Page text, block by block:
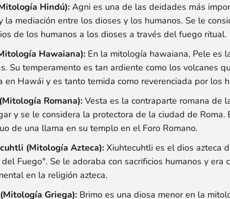
Hindú): Agni es una de las deidades más
la mediación entre los dioses y los humanos. Se le
de los humanos a los dioses a través del fuego ritual.
Hawaiana): En la mitología hawaiana, Pele es
Su temperamento es tan ardiente como los volcanes
en Hawái y es tanto temida como reverenciada por los
Romana): Vesta es la contraparte romana de
y se le considera la protectora de la ciudad de
de una llama en su templo en el Foro Romano.
(Mitología Azteca): Xiuhtecuhtli es el dios azteca
del Fuego". Se le adoraba con sacrificios humanos y
en la religión azteca.
Griega): Brimo es una diosa menor en la